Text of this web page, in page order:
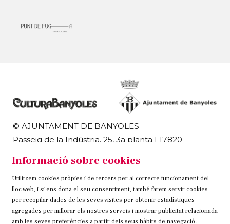
© AJUNTAMENT DE BANYOLES
Passeig de la Indústria, 25, 3a planta | 17820
972 58 18 48 | 972 57 00 50
Sitemap Avís Legal Ús de Cookies Contacteu
Link a instagram
Link a twitter
Link a facebook
Informació sobre cookies
Utilitzem cookies pròpies i de tercers per al correcte funcionament del
lloc web, i si ens dona el seu consentiment, també farem servir cookies
per recopilar dades de les seves visites per obtenir estadístiques
agregades per millorar els nostres serveis i mostrar publicitat relacionada
amb les seves preferències a partir dels seus hàbits de navegació.